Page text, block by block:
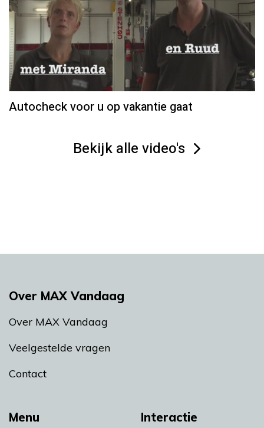
Autocheck voor u op vakantie gaat
Bekijk alle video's
Menu Interactie
Over MAX Vandaag
Over MAX Vandaag
Veelgestelde vragen
Contact